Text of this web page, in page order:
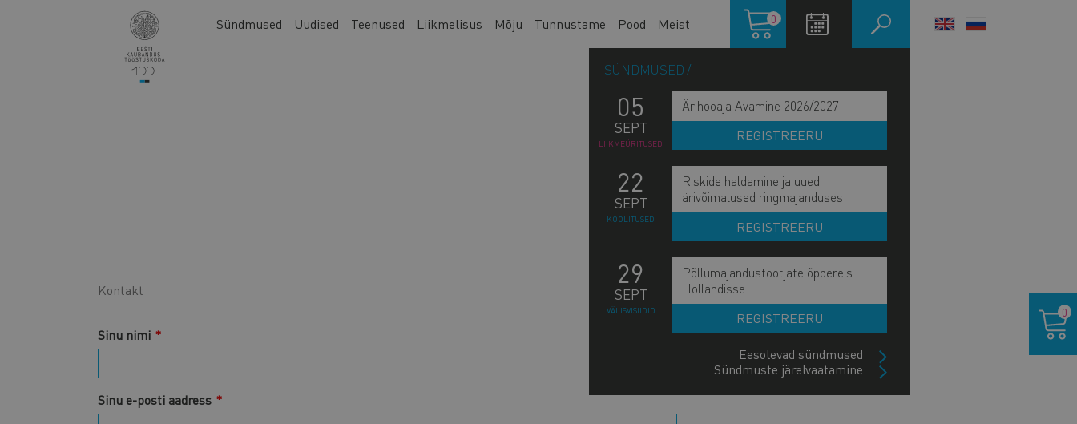
Main
Sündmused Uudised Teenused Liikmelisus Mõju Tunnustame Pood Meist
Ostukorv
0
SÜNDMUSED
05
SEPT
LIIKMEÜRITUSED
Ärihooaja Avamine 2026/2027
REGISTREERU
22
SEPT
KOOLITUSED
Riskide haldamine ja uued
ärivõimalused ringmajanduses
REGISTREERU
29
SEPT
VÄLISVISIIDID
Põllumajandustootjate õppereis
Hollandisse
REGISTREERU
Eesolevad sündmused
Sündmuste järelvaatamine
LANGUAGE
Kontakt
Sinu nimi
Sinu e-posti aadress
0
LIITU UUDISKIRJAGA